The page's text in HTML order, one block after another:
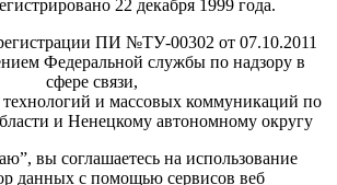
22 декабря 1999 года.
ПИ №ТУ-00302 от 07.10.2011
Федеральной службы по надзору в
сфере связи,
и массовых коммуникаций по
и Ненецкому автономному округу
вы соглашаетесь на использование
данных с помощью сервисов веб